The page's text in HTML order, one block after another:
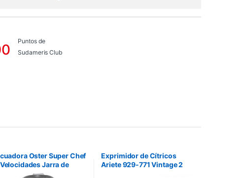
Puntos de
Sudameris Club
Oster Super Chef
Jarra de
750W – Rojo
Exprimidor de Cítricos
Ariete 929-771 Vintage 2